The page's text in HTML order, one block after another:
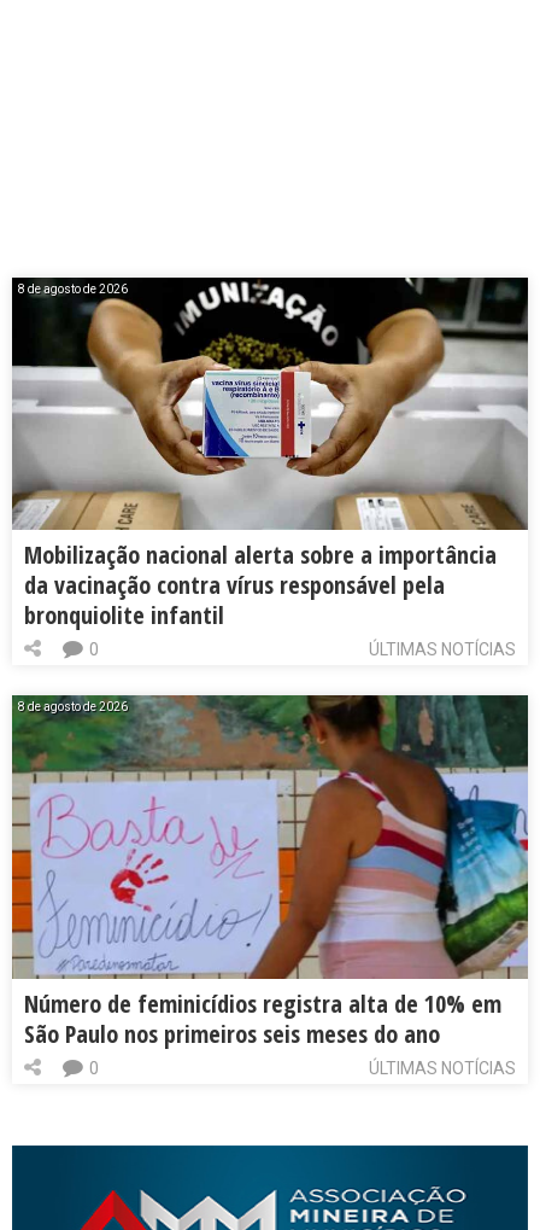
8 de agosto de 2026
Mobilização nacional alerta sobre a importância
da vacinação contra vírus responsável pela
bronquiolite infantil
ÚLTIMAS NOTÍCIAS
0
8 de agosto de 2026
Número de feminicídios registra alta de 10% em
São Paulo nos primeiros seis meses do ano
ÚLTIMAS NOTÍCIAS
0